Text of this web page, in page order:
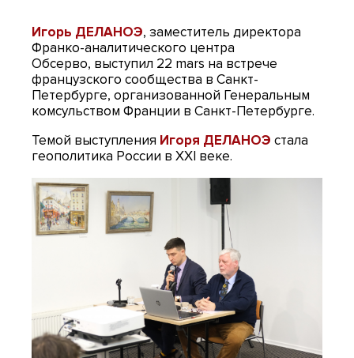
Игорь ДЕЛАНОЭ, заместитель директора
Франко-аналитического центра
Обсерво, выступил 22 mars на встрече
французского сообщества в Санкт-
Петербурге, организованной Генеральным
комсульством Франции в Санкт-Петербурге.
Темой выступления Игоря ДЕЛАНОЭ стала
геополитика России в XXI веке.